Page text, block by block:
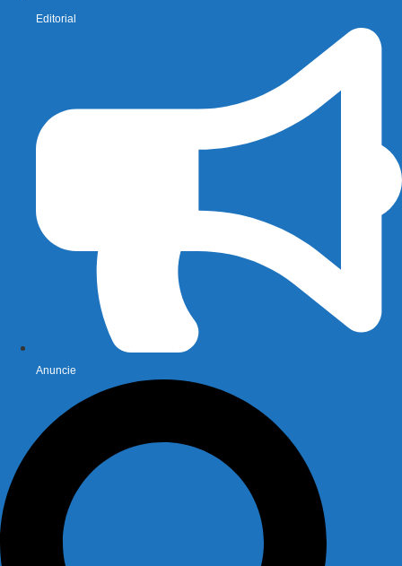
Editorial
Anuncie